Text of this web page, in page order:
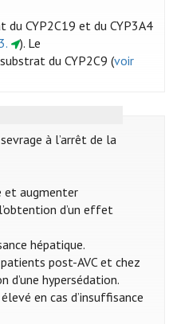
du CYP2C19 et du CYP3A4
). Le
du CYP2C9 (voir
à l’arrêt de la
et augmenter
d’un effet
hépatique.
post-AVC et chez
d’une hypersédation.
en cas d’insuffisance